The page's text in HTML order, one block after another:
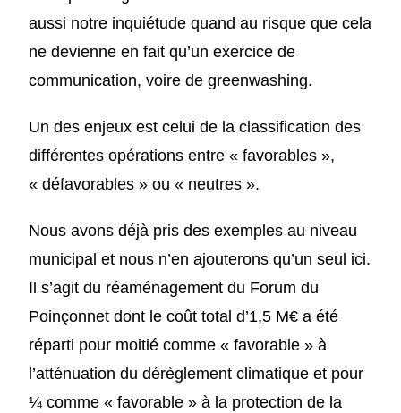
aussi notre inquiétude quand au risque que cela
ne devienne en fait qu’un exercice de
communication, voire de greenwashing.
Un des enjeux est celui de la classification des
différentes opérations entre « favorables »,
« défavorables » ou « neutres ».
Nous avons déjà pris des exemples au niveau
municipal et nous n’en ajouterons qu’un seul ici.
Il s’agit du réaménagement du Forum du
Poinçonnet dont le coût total d’1,5 M€ a été
réparti pour moitié comme « favorable » à
l’atténuation du dérèglement climatique et pour
¼ comme « favorable » à la protection de la